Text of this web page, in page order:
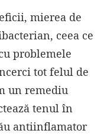
mierea de
ceea ce
problemele
tot felul de
un remediu
tenul în
antiinflamator